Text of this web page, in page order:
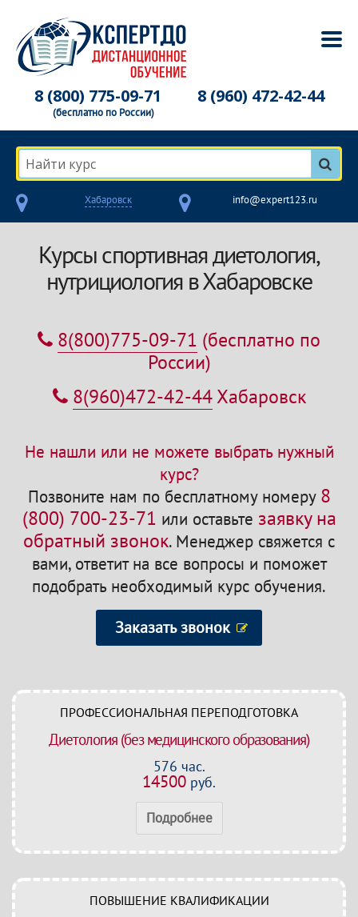
8 (800) 775-09-71
(бесплатно по России)
8 (960) 472-42-44
Найти курс
Хабаровск info@expert123.ru
Курсы спортивная диетология,
нутрициология в Хабаровске
8(800)775-09-71 (бесплатно по
России)
8(960)472-42-44Хабаровск
Не нашли или не можете выбрать нужный
курс?
Позвоните нам по бесплатному номеру 8
(800) 700-23-71 или оставьте заявку на
обратный звонок.Менеджер свяжется с
вами, ответит на все вопросы и поможет
подобрать необходимый курс обучения.
Заказать звонок
ПРОФЕССИОНАЛЬНАЯ ПЕРЕПОДГОТОВКА
Диетология (без медицинского образования)
576 час.
14500 руб.
Подробнее
ПОВЫШЕНИЕ КВАЛИФИКАЦИИ